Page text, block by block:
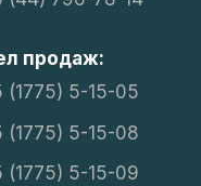
продаж:
(1775) 5-15-05
(1775) 5-15-08
(1775) 5-15-09